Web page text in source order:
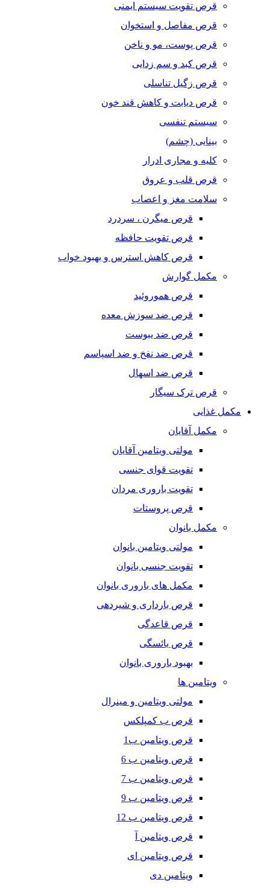
قرص تقویت سیستم ایمنی
قرص مفاصل و استخوان
قرص پوست، مو و ناخن
قرص کبد و سم زدایی
قرص زگیل تناسلی
قرص دیابت و کاهش قند خون
سیستم تنفسی
بینایی (چشم)
کلیه و مجاری ادرار
قرص قلب و عروق
سلامت مغز و اعصاب
قرص میگرن ، سردرد
قرص تقویت حافظه
قرص کاهش استرس و بهبود خواب
مکمل گوارش
قرص هموروئید
قرص ضد سوزش معده
قرص ضد یبوست
قرص ضد نفخ و ضد اسپاسم
قرص ضد اسهال
قرص ترک سیگار
مکمل غذایی
مکمل آقایان
مولتی ویتامین آقایان
تقویت قوای جنسی
تقویت باروری مردان
قرص پروستات
مکمل بانوان
مولتی ویتامین بانوان
تقویت جنسی بانوان
مکمل های باروری بانوان
قرص بارداری و شیردهی
قرص قاعدگی
قرص یائسگی
بهبود باروری بانوان
ویتامین ها
مولتی ویتامین و مینرال
قرص ب کمپلکس
قرص ویتامین ب1
قرص ویتامین ب 6
قرص ویتامین ب 7
قرص ویتامین ب 9
قرص ویتامین ب 12
قرص ویتامین آ
قرص ویتامین ای
ویتامین دی